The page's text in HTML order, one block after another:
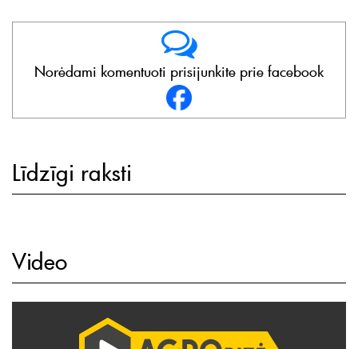
Norėdami komentuoti prisijunkite prie facebook
Līdzīgi raksti
Video